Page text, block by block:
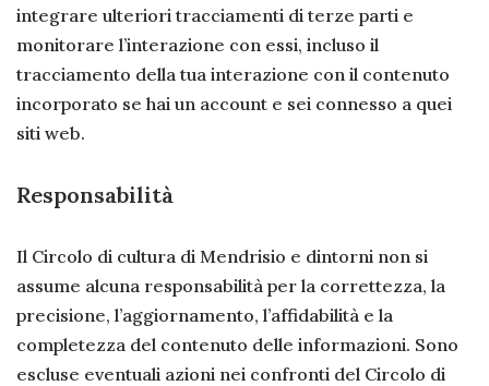
integrare ulteriori tracciamenti di terze parti e
monitorare l’interazione con essi, incluso il
tracciamento della tua interazione con il contenuto
incorporato se hai un account e sei connesso a quei
siti web.
Responsabilità
Il Circolo di cultura di Mendrisio e dintorni non si
assume alcuna responsabilità per la correttezza, la
precisione, l’aggiornamento, l’affidabilità e la
completezza del contenuto delle informazioni. Sono
escluse eventuali azioni nei confronti del Circolo di